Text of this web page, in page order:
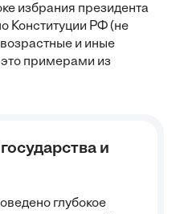
избрания президента
Конституции РФ (не
и иные
примерами из
и
глубокое